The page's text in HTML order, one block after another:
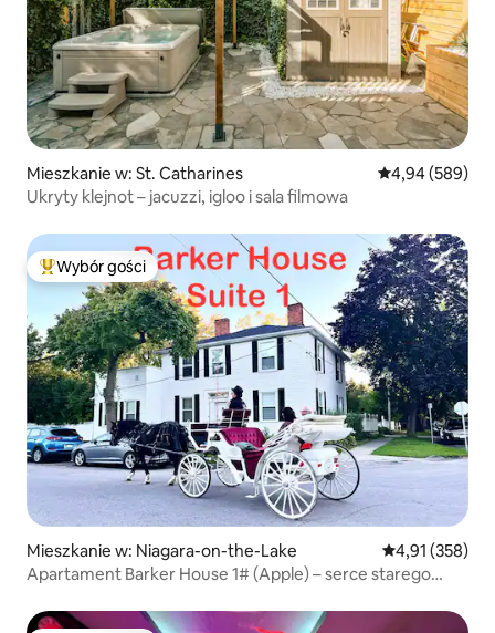
Mieszkanie w: St. Catharines Średnia
4,94 (589)
Ukryty klejnot – jacuzzi, igloo i sala filmowa
Najpopularniejsze z kategorii Wybór gości
Wybór gości
Mieszkanie w: Niagara-on-the-Lake Średnia
4,91 (358)
Apartament Barker House 1# (Apple) – serce starego